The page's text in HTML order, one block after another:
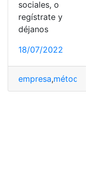
sociales, o
regístrate y
déjanos
18/07/2022
empresa,método